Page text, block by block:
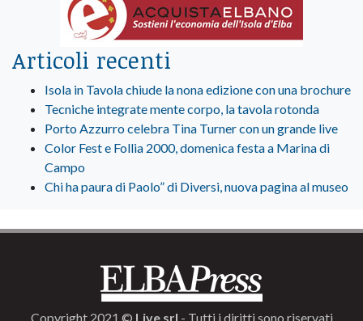
Articoli recenti
Isola in Tavola chiude la nona edizione con una brochure
Tecniche integrate mente corpo, la tavola rotonda
Porto Azzurro celebra Tina Turner con un grande live
Color Fest e Follia 2000, domenica festa a Marina di
Campo
Chi ha paura di Paolo” di Diversi, nuova pagina al museo
Copyright 2021 © Live srl - Tutti i diritti sono riservati